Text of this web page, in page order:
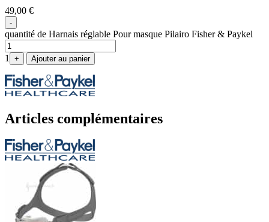
49,00 €
-
quantité de Harnais réglable Pour masque Pilairo Fisher & Paykel
1 + Ajouter au panier
Articles complémentaires